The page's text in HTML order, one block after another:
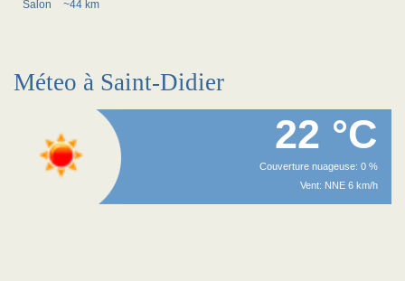
Salon
~44 km
Méteo à Saint-Didier
22 °C
Couverture nuageuse: 0 %
Vent: NNE 6 km/h